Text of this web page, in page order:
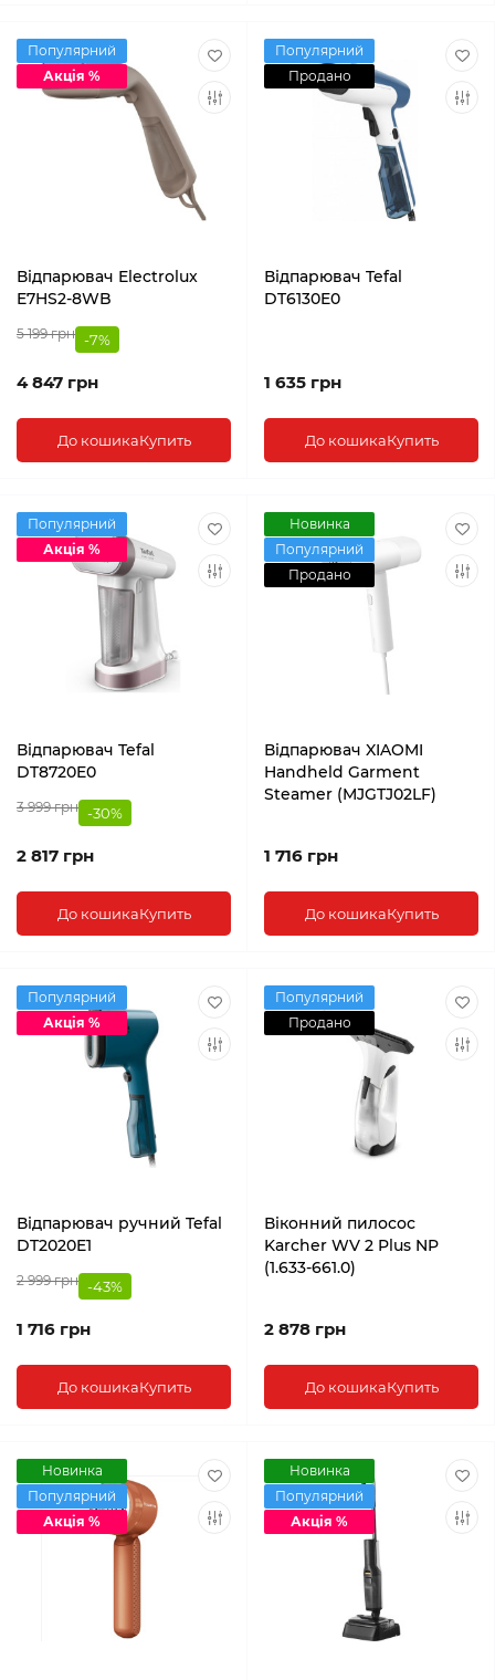
Популярний
Акція %
Відпарювач Electrolux
E7HS2-8WB
5 199 грн -7%
4 847 грн
До кошикаКупить
Популярний
Продано
Відпарювач Tefal
DT6130E0
1 635 грн
До кошикаКупить
Популярний
Акція %
Відпарювач Tefal
DT8720E0
3 999 грн -30%
2 817 грн
До кошикаКупить
Новинка
Популярний
Продано
Відпарювач XIAOMI
Handheld Garment
Steamer (MJGTJ02LF)
1 716 грн
До кошикаКупить
Популярний
Акція %
Відпарювач ручний Tefal
DT2020E1
2 999 грн -43%
1 716 грн
До кошикаКупить
Популярний
Продано
Віконний пилосос
Karcher WV 2 Plus NP
(1.633-661.0)
2 878 грн
До кошикаКупить
Новинка
Популярний
Акція %
Новинка
Популярний
Акція %